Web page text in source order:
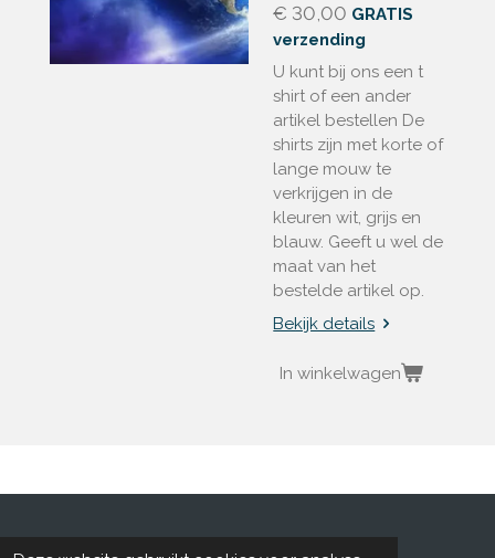
€ 30,00 GRATIS
verzending
U kunt bij ons een t
shirt of een ander
artikel bestellen De
shirts zijn met korte of
lange mouw te
verkrijgen in de
kleuren wit, grijs en
blauw. Geeft u wel de
maat van het
bestelde artikel op.
Bekijk details
In winkelwagen